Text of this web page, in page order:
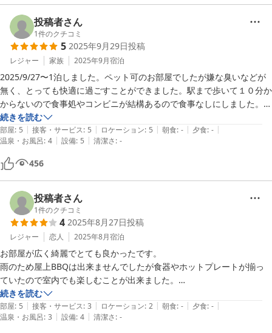
投稿者さん
1件のクチコミ
5 2025年9月29日投稿
レジャー 家族 2025年9月宿泊
2025/9/27〜1泊しました。ペット可のお部屋でしたが嫌な臭いなどが
無く、とっても快適に過ごすことができました。駅まで歩いて１０分か
からないので食事処やコンビニが結構あるので食事なしにしました。朝
ごはんに富士山食パンを買って旅の駅でベーコンなどを仕入れて外のガ
ーデンテラスで朝食を食べたのが気持ちよかったです。富士山も見るこ
とができました。閑静な住宅街の中ですが近くにホテルやグランピング
施設もありましたがとっても静かでした。また利用したいです。
続きを読む
部屋: 5 | 接客・サービス: 5 | ロケーション: 5 | 朝食: - | 夕食: - |
温泉・お風呂: 4 | 設備: 5 | 清潔さ: -
456
投稿者さん
1件のクチコミ
4 2025年8月27日投稿
レジャー 恋人 2025年8月宿泊
お部屋が広く綺麗でとても良かったです。
雨のため屋上BBQは出来ませんでしたが食器やホットプレートが揃っ
ていたので室内でも楽しむことが出来ました。
車で向かいましたが道が細く運転するのが大変でした。
続きを読む
部屋: 5 | 接客・サービス: 3 | ロケーション: 2 | 朝食: - | 夕食: - |
温泉・お風呂: 3 | 設備: 4 | 清潔さ: -